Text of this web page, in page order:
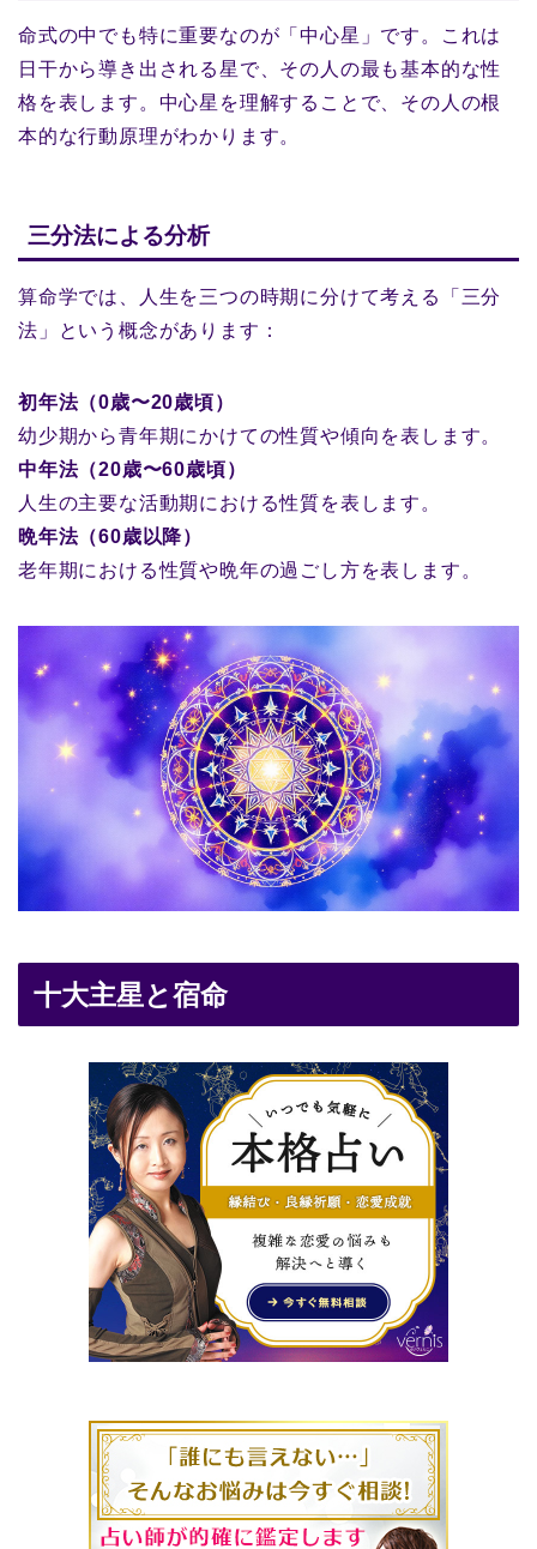
命式の中でも特に重要なのが「中心星」です。これは
日干から導き出される星で、その人の最も基本的な性
格を表します。中心星を理解することで、その人の根
本的な行動原理がわかります。
三分法による分析
算命学では、人生を三つの時期に分けて考える「三分
法」という概念があります：
初年法（0歳〜20歳頃）
幼少期から青年期にかけての性質や傾向を表します。
中年法（20歳〜60歳頃）
人生の主要な活動期における性質を表します。
晩年法（60歳以降）
老年期における性質や晩年の過ごし方を表します。
十大主星と宿命